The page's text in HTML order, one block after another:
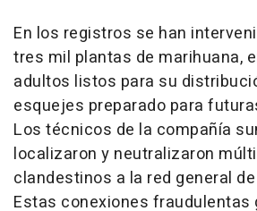
En los registros se han
tres mil plantas de marihuana,
adultos listos para su
esquejes preparado para
Los técnicos de la compañía
localizaron y neutralizaron
clandestinos a la red general
Estas conexiones fraudulentas